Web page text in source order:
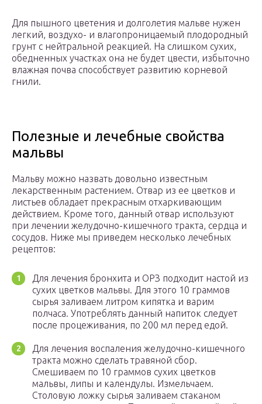
Для пышного цветения и долголетия мальве нужен
легкий, воздухо- и влагопроницаемый плодородный
грунт с нейтральной реакцией. На слишком сухих,
обедненных участках она не будет цвести, избыточно
влажная почва способствует развитию корневой
гнили.
Полезные и лечебные свойства
мальвы
Мальву можно назвать довольно известным
лекарственным растением. Отвар из ее цветков и
листьев обладает прекрасным отхаркивающим
действием. Кроме того, данный отвар используют
при лечении желудочно-кишечного тракта, сердца и
сосудов. Ниже мы приведем несколько лечебных
рецептов:
Для лечения бронхита и ОРЗ подходит настой из
сухих цветков мальвы. Для этого 10 граммов
сырья заливаем литром кипятка и варим
полчаса. Употреблять данный напиток следует
после процеживания, по 200 мл перед едой.
Для лечения воспаления желудочно-кишечного
тракта можно сделать травяной сбор.
Смешиваем по 10 граммов сухих цветков
мальвы, липы и календулы. Измельчаем.
Столовую ложку сырья заливаем стаканом